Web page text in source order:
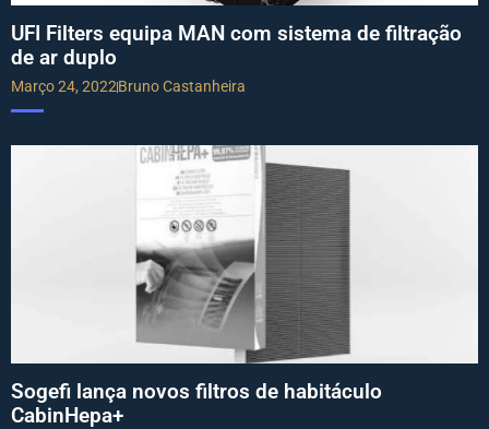
UFI Filters equipa MAN com sistema de filtração
de ar duplo
Março 24, 2022Bruno Castanheira
Sogefi lança novos filtros de habitáculo
CabinHepa+